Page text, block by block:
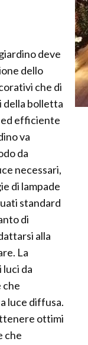
deve
dello
che di
della bolletta
efficiente
va
da
necessari,
di lampade
standard
di
alla
La
da
che
luce diffusa.
ottimi
che